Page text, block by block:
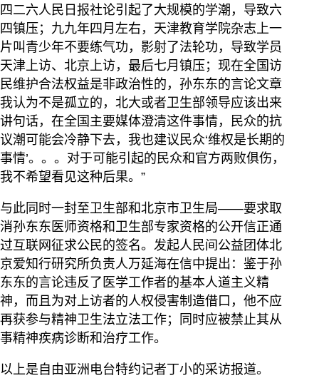
四二六人民日报社论引起了大规模的学潮，导致六
四镇压；九九年四月左右，天津教育学院杂志上一
片叫青少年不要练气功，影射了法轮功，导致学员
天津上访、北京上访，最后七月镇压；现在全国访
民维护合法权益是非政治性的，孙东东的言论文章
我认为不是孤立的，北大或者卫生部领导应该出来
讲句话，在全国主要媒体澄清这件事情，民众的抗
议潮可能会冷静下去，我也建议民众‘维权是长期的
事情’。。。对于可能引起的民众和官方两败俱伤，
我不希望看见这种后果。”
与此同时一封至卫生部和北京市卫生局――要求取
消孙东东医师资格和卫生部专家资格的公开信正通
过互联网征求公民的签名。发起人民间公益团体北
京爱知行研究所负责人万延海在信中提出：鉴于孙
东东的言论违反了医学工作者的基本人道主义精
神，而且为对上访者的人权侵害制造借口，他不应
再获参与精神卫生法立法工作；同时应被禁止其从
事精神疾病诊断和治疗工作。
以上是自由亚洲电台特约记者丁小的采访报道。